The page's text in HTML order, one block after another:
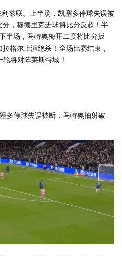
兹联。上半场，凯塞多停球失误被
，穆德里克进球将比分反超！半
半场，马特奥梅开二度将比分扳
格尔上演绝杀！全场比赛结束，
将对阵莱斯特城！
多停球失误被断，马特奥抽射破